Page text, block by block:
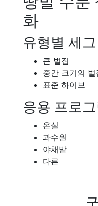
화
유형별 세
큰 벌집
중간 크기의 벌
표준 하이브
응용 프로
온실
과수원
야채밭
다른